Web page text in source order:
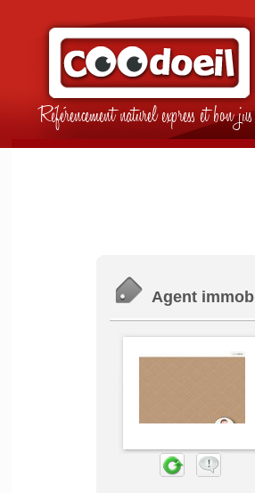
Référencement naturel express et bon
Agent